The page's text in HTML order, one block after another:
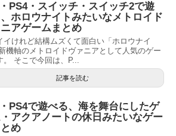
PS4・スイッチ・スイッチ2で遊
ホロウナイトみたいなメトロイド
アゲームまとめ
イけれど結構ムズくて面白い「ホロウナイ
機軸のメトロイドヴァニアとして人気のゲー
。 そこで今回は、P...
記事を読む
PS4で遊べる、海を舞台にしたゲ
アクアノートの休日みたいなゲー
め